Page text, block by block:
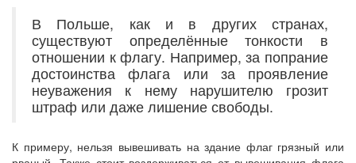
В Польше, как и в других странах,
существуют определённые тонкости в
отношении к флагу. Например, за попрание
достоинства флага или за проявление
неуважения к нему нарушителю грозит
штраф или даже лишение свободы.
К примеру, нельзя вывешивать на здание флаг грязный или